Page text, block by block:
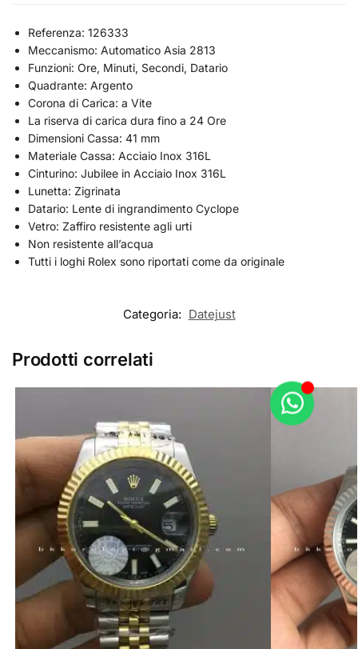
Referenza: 126333
Meccanismo: Automatico Asia 2813
Funzioni: Ore, Minuti, Secondi, Datario
Quadrante: Argento
Corona di Carica: a Vite
La riserva di carica dura fino a 24 Ore
Dimensioni Cassa: 41 mm
Materiale Cassa: Acciaio Inox 316L
Cinturino: Jubilee in Acciaio Inox 316L
Lunetta: Zigrinata
Datario: Lente di ingrandimento Cyclope
Vetro: Zaffiro resistente agli urti
Non resistente all’acqua
Tutti i loghi Rolex sono riportati come da originale
Categoria: Datejust
Prodotti correlati